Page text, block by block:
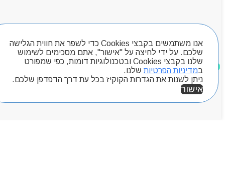
אנו משתמשים בקבצי Cookies כדי לשפר את חווית הגלישה
שלכם. על ידי לחיצה על "אישור", אתם מסכימים לשימוש
שלנו בקבצי Cookies ובטכנולוגיות דומות, כפי שמפורט
במדיניות הפרטיות שלנו.
ניתן לשנות את הגדרות הקוקיז בכל עת דרך הדפדפן שלכם.
אישור
חיפוש מוצרים
מוצרים שאהבתי